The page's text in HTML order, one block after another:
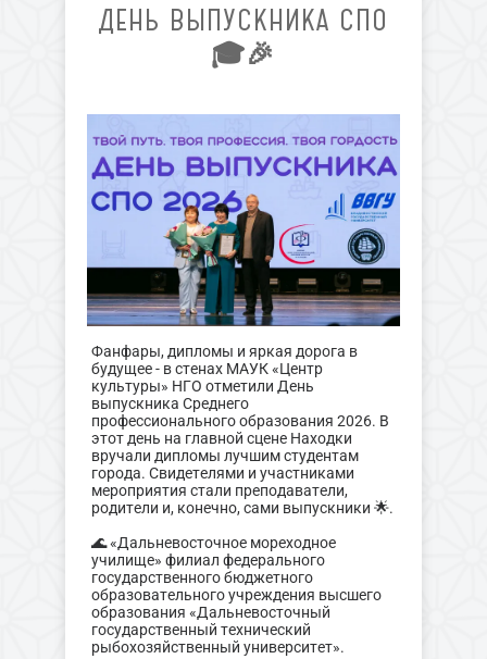
ДЕНЬ ВЫПУСКНИКА СПО
🎓🎉
Фанфары, дипломы и яркая дорога в
будущее - в стенах МАУК «Центр
культуры» НГО отметили День
выпускника Среднего
профессионального образования 2026. В
этот день на главной сцене Находки
вручали дипломы лучшим студентам
города. Свидетелями и участниками
мероприятия стали преподаватели,
родители и, конечно, сами выпускники 🌟.
🌊 «Дальневосточное мореходное
училище» филиал федерального
государственного бюджетного
образовательного учреждения высшего
образования «Дальневосточный
государственный технический
рыбохозяйственный университет».